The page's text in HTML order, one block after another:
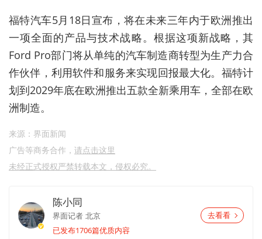
福特汽车5月18日宣布，将在未来三年内于欧洲推出
一项全面的产品与技术战略。根据这项新战略，其
Ford Pro部门将从单纯的汽车制造商转型为生产力合
作伙伴，利用软件和服务来实现回报最大化。福特计
划到2029年底在欧洲推出五款全新乘用车，全部在欧
洲制造。
来源：界面新闻
广告等商务合作， 请点击这里
未经正式授权严禁转载本文，侵权必究。
陈小同
界面记者 北京
已发布1706篇优质内容
去看看